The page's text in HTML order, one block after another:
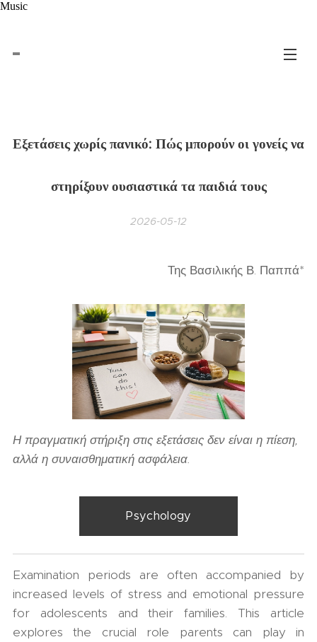
Music
Εξετάσεις χωρίς πανικό: Πώς μπορούν οι γονείς να
στηρίξουν ουσιαστικά τα παιδιά τους
2026-05-12
Της Βασιλικής Β. Παππά*
Η πραγματική στήριξη στις εξετάσεις δεν είναι η πίεση,
αλλά η συναισθηματική ασφάλεια.
Psychology
Examination periods are often accompanied by
increased levels of stress and emotional pressure
for adolescents and their families. This article
explores the crucial role parents can play in